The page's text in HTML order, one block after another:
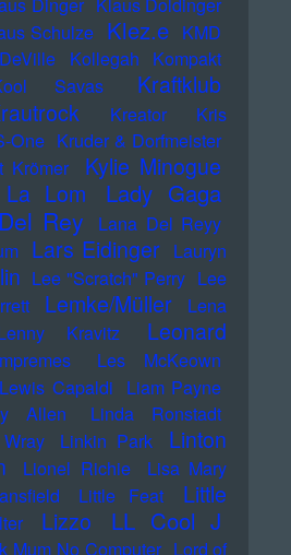
Schulze Klez.e KMD
Kollegah Kompakt
Savas Kraftklub
Kreator
Kris
One Kruder & Dorfmeister
Krömer Kylie Minogue
La Lom Lady Gaga
Rey
Lana Del Reyy
Lars Eidinger Lauryn
Lee "Scratch" Perry Lee
Lemke/Müller
Lena
Kravitz
Leonard
Les McKeown
Lewis Capaldi Liam Payne
Allen
Linda Ronstadt
Linkin Park
Linton
Lionel Richie
Lisa Mary
Little Feat
Little
Lizzo LL Cool J
Mum No Computer Lord of